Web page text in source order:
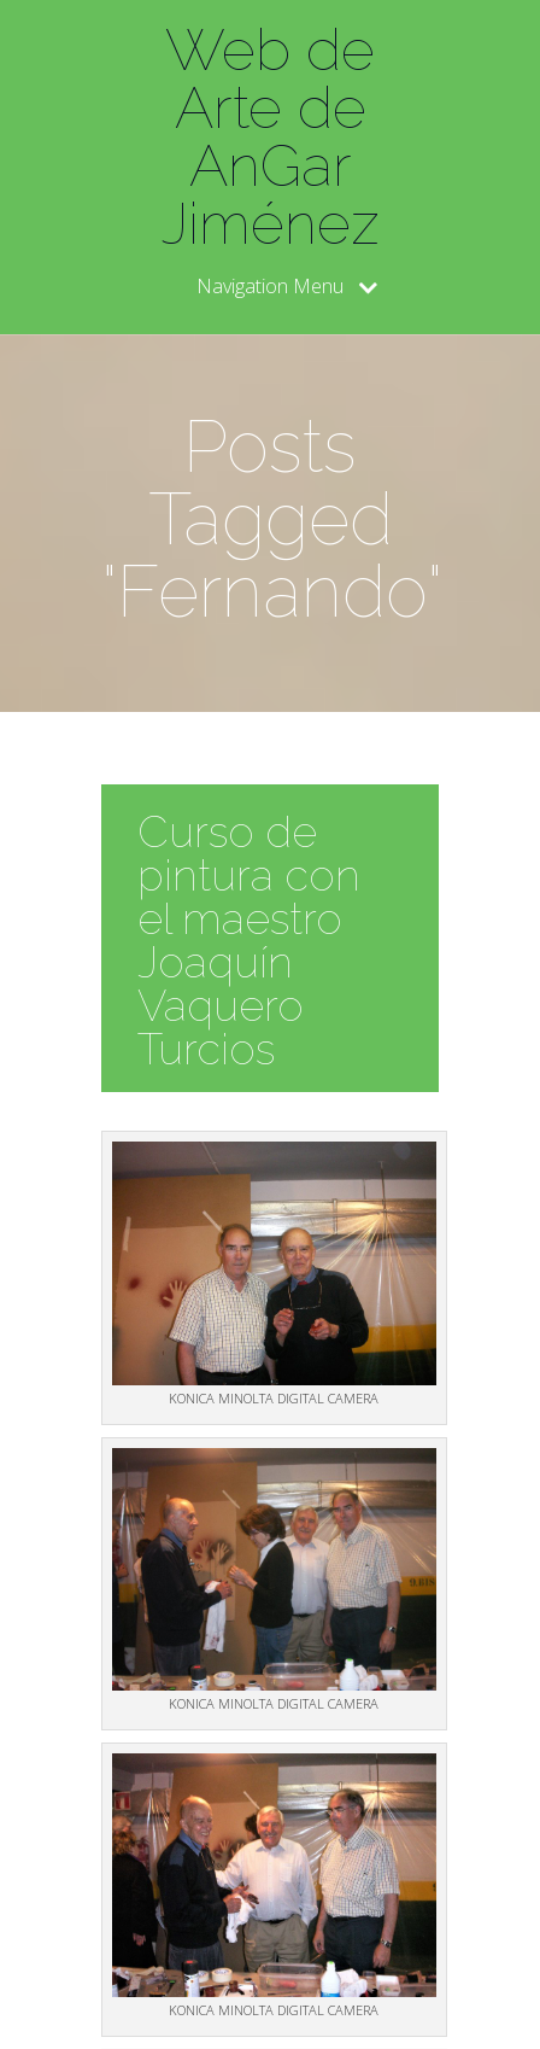
Web de
Arte de
AnGar
Jiménez
Navigation Menu
Posts
Tagged
"Fernando"
Curso de
pintura con
el maestro
Joaquín
Vaquero
Turcios
KONICA MINOLTA DIGITAL CAMERA
KONICA MINOLTA DIGITAL CAMERA
KONICA MINOLTA DIGITAL CAMERA